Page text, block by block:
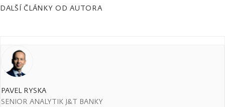
DALŠÍ ČLÁNKY OD AUTORA
PAVEL RYSKA
SENIOR ANALYTIK J&T BANKY